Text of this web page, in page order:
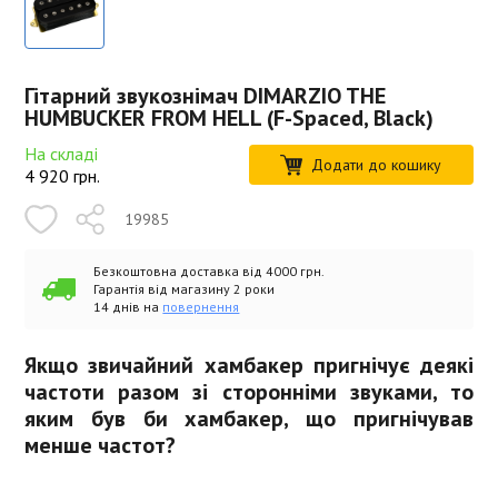
Гітарний звукознімач DIMARZIO THE
HUMBUCKER FROM HELL (F-Spaced, Black)
На складі
4 920 грн. Додати до кошику
19985
Безкоштовна доставка від 4000 грн.
Гарантія від магазину 2 роки
14 днів на повернення
Якщо звичайний хамбакер пригнічує деякі
частоти разом зі сторонніми звуками, то
яким був би хамбакер, що пригнічував
менше частот?